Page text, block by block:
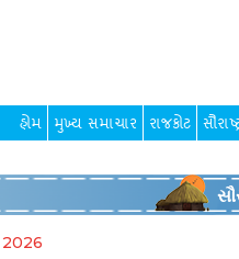
હોમ મુખ્ય સમાચાર રાજકોટ